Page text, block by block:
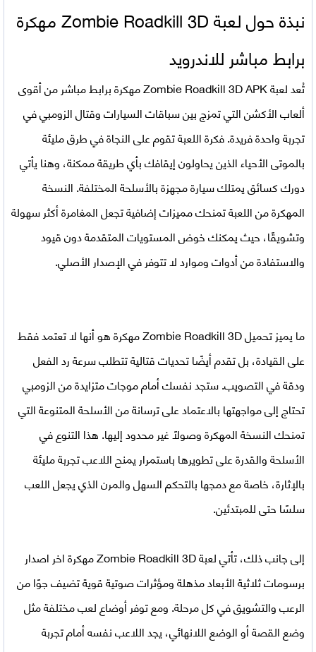
نبذة حول لعبةZombie Roadkill 3Dمهكرة
برابط مباشر للاندرويد
تُعد لعبة Zombie Roadkill 3D APK مهكرة برابط مباشر من أقوى
ألعاب الأكشن التي تمزج بين سباقات السيارات وقتال الزومبي في
تجربة واحدة فريدة. فكرة اللعبة تقوم على النجاة في طرق مليئة
بالموتى الأحياء الذين يحاولون إيقافك بأي طريقة ممكنة، وهنا يأتي
دورك كسائق يمتلك سيارة مجهزة بالأسلحة المختلفة. النسخة
المهكرة من اللعبة تمنحك مميزات إضافية تجعل المغامرة أكثر سهولة
وتشويقًا، حيث يمكنك خوض المستويات المتقدمة دون قيود
والاستفادة من أدوات وموارد لا تتوفر في الإصدار الأصلي.
ما يميزتحميل Zombie Roadkill 3D مهكرة
هو أنها لا تعتمد فقط
على القيادة، بل تقدم أيضًا تحديات قتالية تتطلب سرعة رد الفعل
ودقة في التصويب. ستجد نفسك أمام موجات متزايدة من الزومبي
تحتاج إلى مواجهتها بالاعتماد على ترسانة من الأسلحة المتنوعة التي
تمنحك النسخة المهكرة وصولًا غير محدود إليها. هذا التنوع في
الأسلحة والقدرة على تطويرها باستمرار يمنح اللاعب تجربة مليئة
بالإثارة، خاصة مع دمجها بالتحكم السهل والمرن الذي يجعل اللعب
سلسًا حتى للمبتدئين.
إلى جانب ذلك، تأتيلعبة Zombie Roadkill 3D مهكرة اخر اصدار
برسومات ثلاثية الأبعاد مذهلة ومؤثرات صوتية قوية تضيف جوًا من
الرعب والتشويق في كل مرحلة. ومع توفر أوضاع لعب مختلفة مثل
وضع القصة أو الوضع اللانهائي، يجد اللاعب نفسه أمام تجربة